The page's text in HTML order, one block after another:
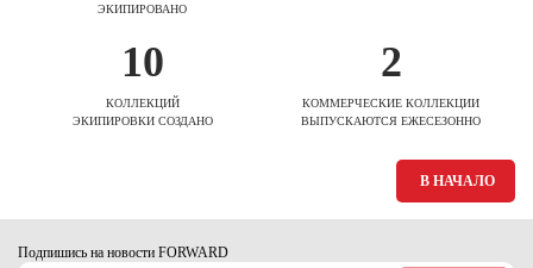
ЭКИПИРОВАНО
10
КОЛЛЕКЦИЙ
ЭКИПИРОВКИ СОЗДАНО
2
КОММЕРЧЕСКИЕ КОЛЛЕКЦИИ
ВЫПУСКАЮТСЯ ЕЖЕСЕЗОННО
В НАЧАЛО
Подпишись на новости FORWARD